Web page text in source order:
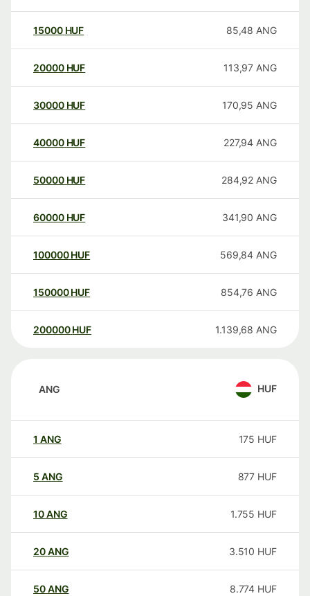
15000 HUF 85,48 ANG
20000 HUF 113,97 ANG
30000 HUF 170,95 ANG
40000 HUF 227,94 ANG
50000 HUF 284,92 ANG
60000 HUF 341,90 ANG
100000 HUF 569,84 ANG
150000 HUF 854,76 ANG
200000 HUF 1.139,68 ANG
ANG HUF
1 ANG 175 HUF
5 ANG 877 HUF
10ANG 1.755 HUF
20ANG 3.510 HUF
50ANG 8.774 HUF